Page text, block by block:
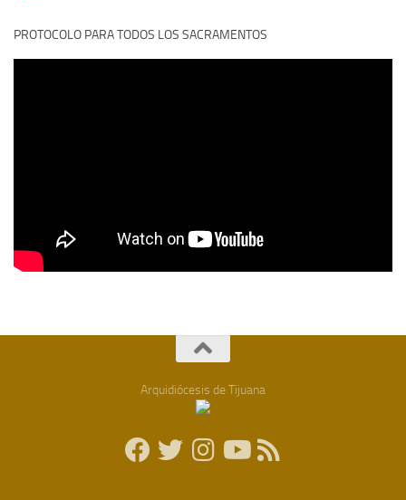
PROTOCOLO PARA TODOS LOS SACRAMENTOS
Arquidiócesis de Tijuana